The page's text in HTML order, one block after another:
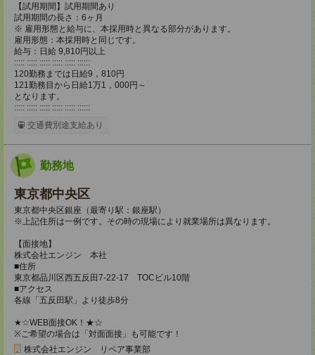
【試用期間】試用期間あり
試用期間の長さ：6ヶ月
※ 雇用形態と給与に、本採用時と異なる部分があります。
雇用形態：本採用時と同じです。
給与：日給 9,810円以上
::::: ::::: ::::: ::::: ::::: ::::::
120勤務までは日給9，810円
121勤務目から日給1万1，000円～
となります。
::::: ::::: ::::: ::::: ::::: ::::::
交通費別途支給あり
勤務地
東京都中央区
東京都中央区銀座（最寄り駅：銀座駅）
※上記住所は一例です。その時の現場により就業場所は異なります。
【面接地】
株式会社エンジン 本社
■住所
東京都品川区西五反田7-22-17 TOCビル10階
■アクセス
各線「五反田駅」より徒歩8分
★☆WEB面接OK！★☆
※ご希望の場合は「対面面接」も可能です！
株式会社エンジン リペア事業部